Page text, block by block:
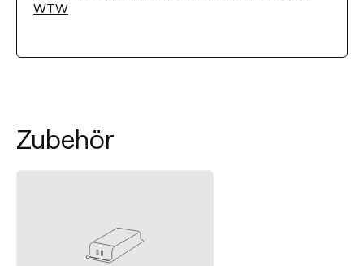
WTW
Zubehör